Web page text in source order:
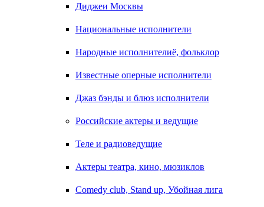
Диджеи Москвы
Национальные исполнители
Народные исполнителиё, фольклор
Известные оперные исполнители
Джаз бэнды и блюз исполнители
Российские актеры и ведущие
Теле и радиоведущие
Актеры театра, кино, мюзиклов
Comedy club, Stand up, Убойная лига